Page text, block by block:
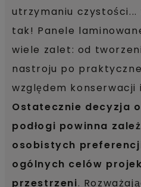
utrzymaniu
tak! Panele
wiele zalet: od
nastroju po
względem konserwacji
Ostatecznie decyzja
podłogi powinna
osobistych
ogólnych celów
przestrzeni.